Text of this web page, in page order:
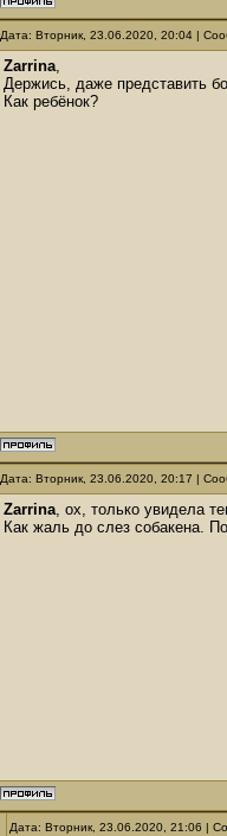
Дата: Вторник, 23.06.2020, 20:04 |
Zarrina,
Держись, даже представить
Как ребёнок?
Дата: Вторник, 23.06.2020, 20:17 |
Zarrina, ох, только увидела
Как жаль до слез собакена.
Дата: Вторник, 23.06.2020, 21:06 |